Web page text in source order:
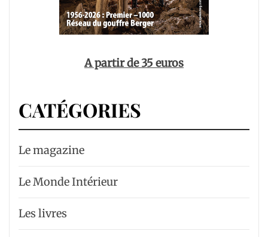
A partir de 35 euros
CATÉGORIES
Le magazine
Le Monde Intérieur
Les livres